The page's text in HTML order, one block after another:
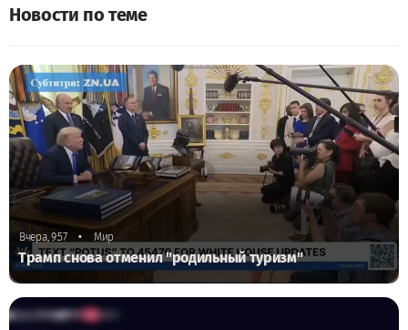
Новости по теме
Вчера, 9:57 • Мир
Трамп снова отменил "родильный туризм"